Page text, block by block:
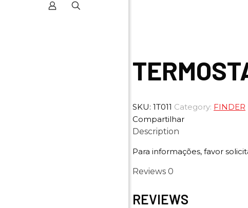
SKU: 1T011 Category: FINDER
Compartilhar
Description
Para informações, favor
Reviews 0
REVIEWS